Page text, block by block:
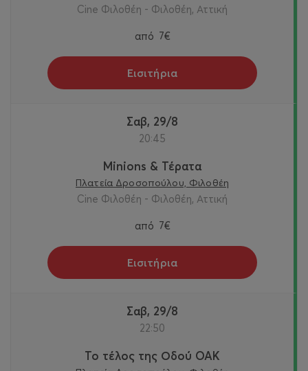
Cine Φιλοθέη - Φιλοθέη, Αττική
από 7€
Εισιτήρια
Σαβ, 29/8
20:45
Minions & Τέρατα
Πλατεία Δροσοπούλου, Φιλοθέη
Cine Φιλοθέη - Φιλοθέη, Αττική
από 7€
Εισιτήρια
Σαβ, 29/8
22:50
Το τέλος της Οδού OAK